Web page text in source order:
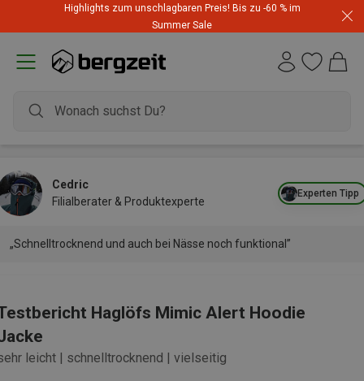
Highlights zum unschlagbaren Preis! Bis zu -60 % im
Summer Sale
Experten Tipp
Cedric
Filialberater & Produktexperte
„Schnelltrocknend und auch bei Nässe noch funktional”
Haglöfs Mimic Alert Hoodie
leicht | schnelltrocknend | vielseitig